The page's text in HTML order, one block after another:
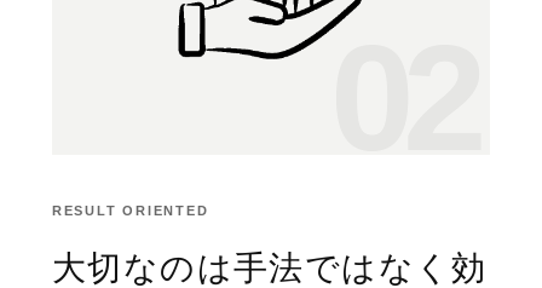
RESULT ORIENTED
大切なのは手法ではなく効